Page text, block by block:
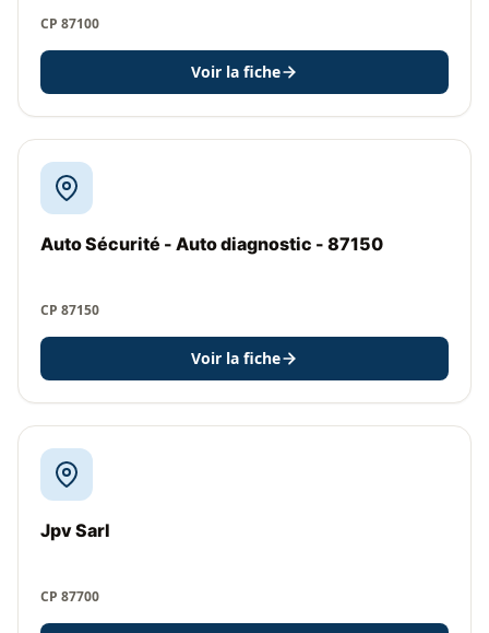
CP 87100
Voir la fiche
Auto Sécurité - Auto diagnostic - 87150
CP 87150
Voir la fiche
Jpv Sarl
CP 87700